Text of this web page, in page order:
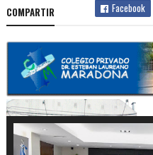
COMPARTIR Facebook